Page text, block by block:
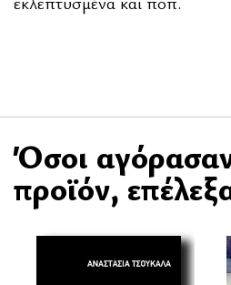
Όσοι
προϊόν,